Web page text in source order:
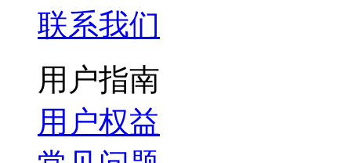
联系我们
用户指南
用户权益